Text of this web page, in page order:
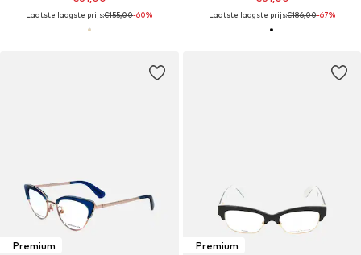
Laatste laagste prijs:€155,00-60% Laatste laagste prijs:€186,00-67%
Premium
Premium